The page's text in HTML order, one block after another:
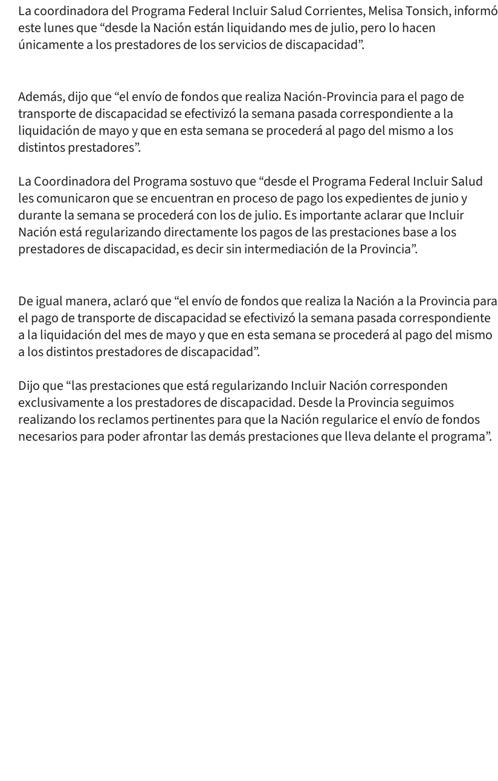
La coordinadora del Programa Federal Incluir Salud Corrientes, Melisa Tonsich, informó
este lunes que “desde la Nación están liquidando mes de julio, pero lo hacen
únicamente a los prestadores de los servicios de discapacidad”.
Además, dijo que “el envío de fondos que realiza Nación-Provincia para el pago de
transporte de discapacidad se efectivizó la semana pasada correspondiente a la
liquidación de mayo y que en esta semana se procederá al pago del mismo a los
distintos prestadores”.
La Coordinadora del Programa sostuvo que “desde el Programa Federal Incluir Salud
les comunicaron que se encuentran en proceso de pago los expedientes de junio y
durante la semana se procederá con los de julio. Es importante aclarar que Incluir
Nación está regularizando directamente los pagos de las prestaciones base a los
prestadores de discapacidad, es decir sin intermediación de la Provincia”.
De igual manera, aclaró que “el envío de fondos que realiza la Nación a la Provincia para
el pago de transporte de discapacidad se efectivizó la semana pasada correspondiente
a la liquidación del mes de mayo y que en esta semana se procederá al pago del mismo
a los distintos prestadores de discapacidad”.
Dijo que “las prestaciones que está regularizando Incluir Nación corresponden
exclusivamente a los prestadores de discapacidad. Desde la Provincia seguimos
realizando los reclamos pertinentes para que la Nación regularice el envío de fondos
necesarios para poder afrontar las demás prestaciones que lleva delante el programa”.